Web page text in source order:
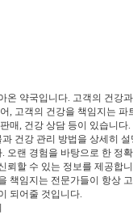
온 약국입니다. 고객의 건
, 고객의 건강을 책임지는
매, 건강 상담 등이 있습니
건강 관리 방법을 상세히
오랜 경험을 바탕으로 한
뢰할 수 있는 정보를 제공합
책임지는 전문가들이 항상
되어줄 것입니다.